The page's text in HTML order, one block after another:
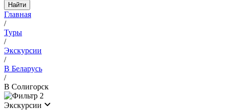
Найти
Главная
/
Туры
/
Экскурсии
/
В Беларусь
/
В Солигорск
2
Экскурсии